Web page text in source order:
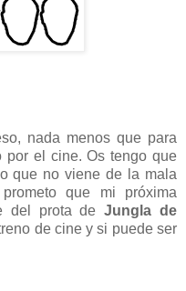
nada menos que para
el cine. Os tengo que
que no viene de la mala
que mi próxima
del prota deJungla de
de cine y si puede ser